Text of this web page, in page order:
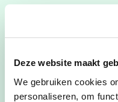
Deze website maakt
We gebruiken cookies
personaliseren, om
E-MAILADRES*